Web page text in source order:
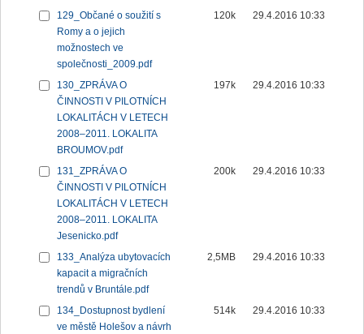
129_Občané o soužití s
Romy a o jejich
možnostech ve
společnosti_2009.pdf
120k 29.4.2016 10:33
130_ZPRÁVA O
ČINNOSTI V PILOTNÍCH
LOKALITÁCH V LETECH
2008–2011. LOKALITA
BROUMOV.pdf
197k 29.4.2016 10:33
131_ZPRÁVA O
ČINNOSTI V PILOTNÍCH
LOKALITÁCH V LETECH
2008–2011. LOKALITA
Jesenicko.pdf
200k 29.4.2016 10:33
133_Analýza ubytovacích
kapacit a migračních
trendů v Bruntále.pdf
2,5MB 29.4.2016 10:33
134_Dostupnost bydlení
ve městě Holešov a návrh
514k 29.4.2016 10:33